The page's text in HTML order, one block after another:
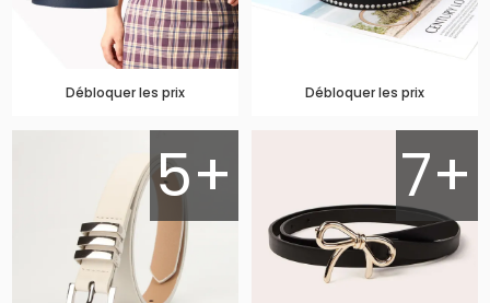
Débloquer les prix Débloquer les prix
5+ 7+